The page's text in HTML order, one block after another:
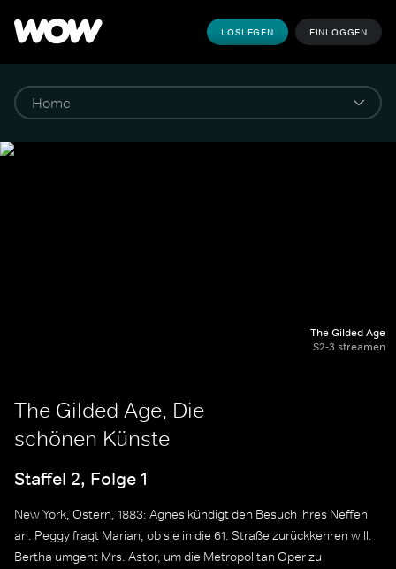
LOSLEGEN EINLOGGEN
The Gilded Age
S2-3 streamen
The Gilded Age, Die
schönen Künste
Staffel 2, Folge 1
New York, Ostern, 1883: Agnes kündigt den Besuch ihres Neffen
an. Peggy fragt Marian, ob sie in die 61. Straße zurückkehren will.
Bertha umgeht Mrs. Astor, um die Metropolitan Oper zu